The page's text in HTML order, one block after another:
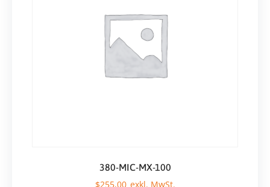
380-MIC-MX-100
$255,00